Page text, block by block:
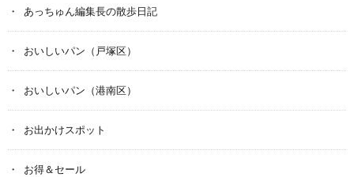
あっちゅん編集長の散歩日記
おいしいパン（戸塚区）
おいしいパン（港南区）
お出かけスポット
お得＆セール